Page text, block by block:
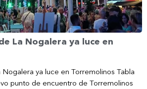
La Nogalera ya luce en
Nogalera ya luce en Torremolinos Tabla
punto de encuentro de Torremolinos